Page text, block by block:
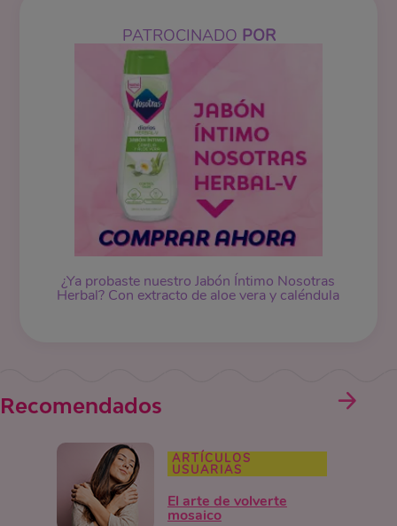
PATROCINADO POR
¿Ya probaste nuestroJabón Íntimo Nosotras
Herbal? Con extracto de aloe vera y caléndula
Recomendados
ARTÍCULOS
USUARIAS
El arte de volverte
mosaico